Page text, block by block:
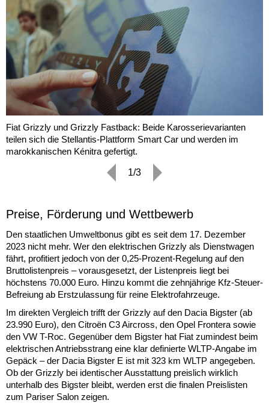
Fiat Grizzly und Grizzly Fastback: Beide Karosserievarianten
teilen sich die Stellantis-Plattform Smart Car und werden im
marokkanischen Kénitra gefertigt.
1/3
Preise, Förderung und Wettbewerb
Den staatlichen Umweltbonus gibt es seit dem 17. Dezember
2023 nicht mehr. Wer den elektrischen Grizzly als Dienstwagen
fährt, profitiert jedoch von der 0,25-Prozent-Regelung auf den
Bruttolistenpreis – vorausgesetzt, der Listenpreis liegt bei
höchstens 70.000 Euro. Hinzu kommt die zehnjährige Kfz-Steuer-
Befreiung ab Erstzulassung für reine Elektrofahrzeuge.
Im direkten Vergleich trifft der Grizzly auf den Dacia Bigster (ab
23.990 Euro), den Citroën C3 Aircross, den Opel Frontera sowie
den VW T-Roc. Gegenüber dem Bigster hat Fiat zumindest beim
elektrischen Antriebsstrang eine klar definierte WLTP-Angabe im
Gepäck – der Dacia Bigster E ist mit 323 km WLTP angegeben.
Ob der Grizzly bei identischer Ausstattung preislich wirklich
unterhalb des Bigster bleibt, werden erst die finalen Preislisten
zum Pariser Salon zeigen.